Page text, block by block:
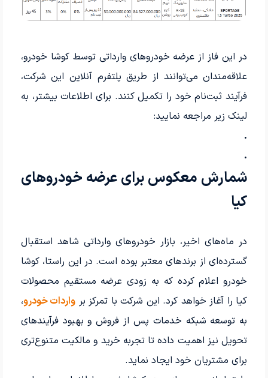
در این فاز از عرضه خودروهای وارداتی توسط کوشا خودرو،
علاقه‌مندان می‌توانند از طریق پلتفرم آنلاین این شرکت،
فرآیند ثبت‌نام خود را تکمیل کنند. برای اطلاعات بیشتر، به
لینک زیر مراجعه نمایید:
.
.
شمارش معکوس برای عرضه خودروهای
کیا
در ماه‌های اخیر، بازار خودروهای وارداتی شاهد استقبال
گسترده‌ای از برندهای معتبر بوده است. در این راستا، کوشا
خودرو اعلام کرده که به زودی عرضه مستقیم محصولات
کیا را آغاز خواهد کرد. این شرکت با تمرکز بر واردات خودرو،
به توسعه شبکه خدمات پس از فروش و بهبود فرآیندهای
تحویل نیز اهمیت داده تا تجربه خرید و مالکیت متنوع‌تری
برای مشتریان خود ایجاد نماید.